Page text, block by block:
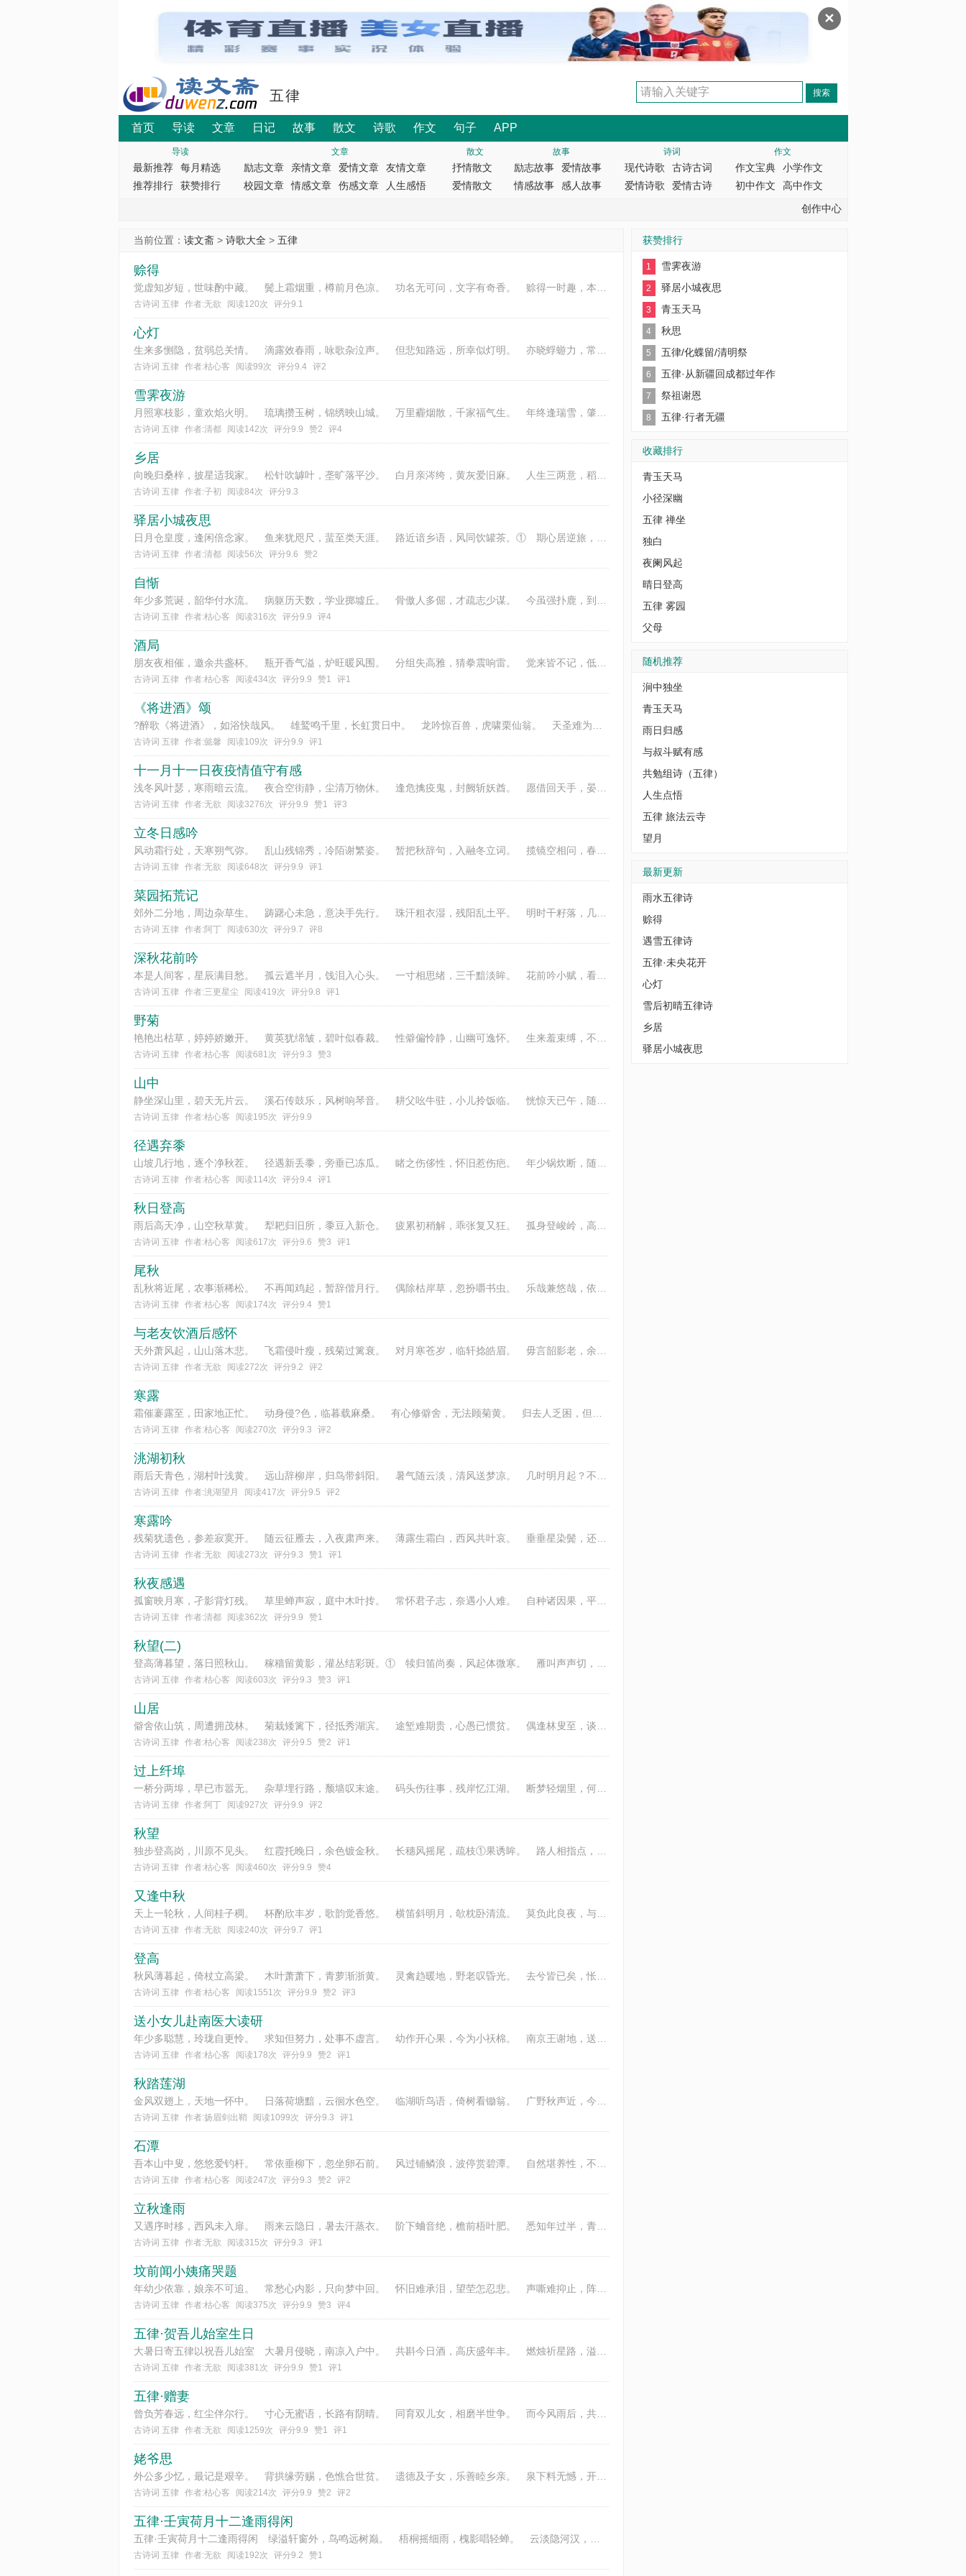
✕
五律
首页 导读 文章 日记 故事 散文 诗歌 作文 句子 APP
导读
最新推荐
每月精选
推荐排行
获赞排行
文章
励志文章 亲情文章 爱情文章
友情文章
校园文章
情感文章 伤感文章 人生感悟
散文
抒情散文
爱情散文
故事
励志故事
爱情故事
情感故事
感人故事
诗词
现代诗歌
古诗古词
爱情诗歌
爱情古诗
作文
作文宝典
小学作文
初中作文
高中作文
创作中心
当前位置： 读文斋> 诗歌大全> 五律
赊得
古诗词 五律 作者:无欲 阅读120次 评分9.1
心灯
古诗词 五律 作者:枯心客 阅读99次 评分9.4 评2
雪霁夜游
古诗词 五律 作者:清都 阅读142次 评分9.9 赞2 评4
乡居
古诗词 五律 作者:子初 阅读84次 评分9.3
驿居小城夜思
古诗词 五律 作者:清都 阅读56次 评分9.6 赞2
自惭
古诗词 五律 作者:枯心客 阅读316次 评分9.9 评4
酒局
朋友夜相催，邀余共盏杯。 瓶开香气溢，炉旺暖风围。 分组失高雅，猜拳震响雷。 觉来皆不记，低问怎般归。 韵：新韵九文 律
古诗词 五律 作者:枯心客 阅读434次 评分9.9 赞1 评1
《将进酒》颂
古诗词 五律 作者:懿馨 阅读109次 评分9.9 评1
十一月十一日夜疫情值守有感
古诗词 五律 作者:无欲 阅读3276次 评分9.9 赞1 评3
立冬日感吟
古诗词 五律 作者:无欲 阅读648次 评分9.9 评1
菜园拓荒记
郊外二分地，周边杂草生。 踌躇心未急，意决手先行。 珠汗粗衣湿，残阳乱土平。 明时干籽落，几日见欣荣。 韵：《平水韵》下
古诗词 五律 作者:阿丁 阅读630次 评分9.7 评8
深秋花前吟
本是人间客，星辰满目愁。 孤云遮半月，饯泪入心头。 一寸相思绪，三千黯淡眸。 花前吟小赋，看尽夜深秋。
古诗词 五律 作者:三更星尘 阅读419次 评分9.8 评1
野菊
古诗词 五律 作者:枯心客 阅读681次 评分9.3 赞3
山中
静坐深山里，碧天无片云。 溪石传鼓乐，风树响琴音。 耕父吆牛驻，小儿拎饭临。 恍惊天已午，随拽几枝薪。 律：五律仄起首句
古诗词 五律 作者:枯心客 阅读195次 评分9.9
径遇弃黍
山坡几行地，逐个净秋茬。 径遇新丢黍，旁垂已冻瓜。 睹之伤侈性，怀旧惹伤疤。 年少锅炊断，随娘觅苦花。 律：五律平起首句
古诗词 五律 作者:枯心客 阅读114次 评分9.4 评1
秋日登高
古诗词 五律 作者:枯心客 阅读617次 评分9.6 赞3 评1
尾秋
古诗词 五律 作者:枯心客 阅读174次 评分9.4 赞1
与老友饮酒后感怀
古诗词 五律 作者:无欲 阅读272次 评分9.2 评2
寒露
古诗词 五律 作者:枯心客 阅读270次 评分9.3 评2
洮湖初秋
古诗词 五律 作者:洮湖望月 阅读417次 评分9.5 评2
寒露吟
残菊犹遗色，参差寂寞开。 随云征雁去，入夜肃声来。 薄露生霜白，西风共叶哀。 垂垂星染鬓，还忆故园槐。 律：五律仄起首不
古诗词 五律 作者:无欲 阅读273次 评分9.3 赞1 评1
秋夜感遇
孤窗映月寒，孑影背灯残。 草里蝉声寂，庭中木叶抟。 常怀君子志，奈遇小人难。 自种诸因果，平心对万般。 韵：《平水韵》上
古诗词 五律 作者:清都 阅读362次 评分9.9 赞1
秋望(二)
古诗词 五律 作者:枯心客 阅读603次 评分9.3 赞3 评1
山居
古诗词 五律 作者:枯心客 阅读238次 评分9.5 赞2 评1
过上纤埠
一桥分两埠，早已市嚣无。 杂草埋行路，颓墙叹末途。 码头伤往事，残岸忆江湖。 断梦轻烟里，何时问骏图。 韵：《平水韵》上
古诗词 五律 作者:阿丁 阅读927次 评分9.9 评2
秋望
古诗词 五律 作者:枯心客 阅读460次 评分9.9 赞4
又逢中秋
天上一轮秋，人间桂子稠。 杯酌欣丰岁，歌韵觉香悠。 横笛斜明月，欹枕卧清流。 莫负此良夜，与君共玉瓯。 律：仄起首入韵
古诗词 五律 作者:无欲 阅读240次 评分9.7 评1
登高
古诗词 五律 作者:枯心客 阅读1551次 评分9.9 赞2 评3
送小女儿赴南医大读研
古诗词 五律 作者:枯心客 阅读178次 评分9.9 赞2 评1
秋踏莲湖
古诗词 五律 作者:扬眉剑出鞘 阅读1099次 评分9.3 评1
石潭
古诗词 五律 作者:枯心客 阅读247次 评分9.3 赞2 评2
立秋逢雨
又遇序时移，西风未入扉。 雨来云隐日，暑去汗蒸衣。 阶下蛐音绝，檐前梧叶肥。 悉知年过半，青发镜中稀。 律：仄起首入韵
古诗词 五律 作者:无欲 阅读315次 评分9.3 评1
坟前闻小姨痛哭题
年幼少依靠，娘亲不可追。 常愁心内影，只向梦中回。 怀旧难承泪，望茔怎忍悲。 声嘶难抑止，阵阵裂肝肺。 韵：新韵五微 律
古诗词 五律 作者:枯心客 阅读375次 评分9.9 赞3 评4
五律·贺吾儿始室生日
古诗词 五律 作者:无欲 阅读381次 评分9.9 赞1 评1
五律·赠妻
曾负芳春远，红尘伴尔行。 寸心无蜜语，长路有阴晴。 同育双儿女，相磨半世争。 而今风雨后，共此度清宁。 律：仄起首不入韵
古诗词 五律 作者:无欲 阅读1259次 评分9.9 赞1 评1
姥爷思
外公多少忆，最记是艰辛。 背拱缘劳赐，色憔合世贫。 遗德及子女，乐善睦乡亲。 泉下料无憾，开枝已茂林。 韵：五律平起首句
古诗词 五律 作者:枯心客 阅读214次 评分9.9 赞2 评2
五律·壬寅荷月十二逢雨得闲
古诗词 五律 作者:无欲 阅读192次 评分9.2 赞1
获赞排行
雪霁夜游
1
驿居小城夜思
2
青玉天马
3
秋思
4
五律/化蝶留/清明祭
5
五律·从新疆回成都过年作
6
祭祖谢恩
7
五律·行者无疆
8
收藏排行
青玉天马
小径深幽
五律 禅坐
独白
夜阑风起
晴日登高
五律 雾园
父母
随机推荐
涧中独坐
青玉天马
雨日归感
与叔斗赋有感
共勉组诗（五律）
人生点悟
五律 旅法云寺
望月
最新更新
雨水五律诗
赊得
遇雪五律诗
五律·未央花开
心灯
雪后初晴五律诗
乡居
驿居小城夜思